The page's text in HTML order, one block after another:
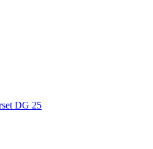
DG 25